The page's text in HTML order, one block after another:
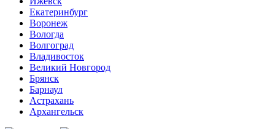
Екатеринбург
Воронеж
Вологда
Волгоград
Владивосток
Великий Новгород
Брянск
Барнаул
Астрахань
Архангельск